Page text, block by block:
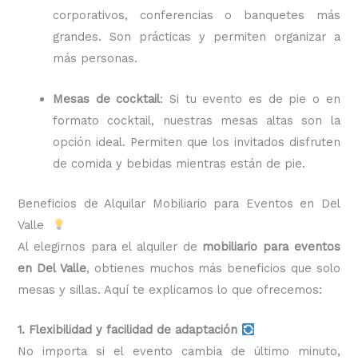
corporativos, conferencias o banquetes más
grandes. Son prácticas y permiten organizar a
más personas.
Mesas de cocktail: Si tu evento es de pie o en
formato cocktail, nuestras mesas altas son la
opción ideal. Permiten que los invitados disfruten
de comida y bebidas mientras están de pie.
Beneficios de Alquilar Mobiliario para Eventos en Del
Valle
Al elegirnos para el alquiler de mobiliario para eventos
en Del Valle, obtienes muchos más beneficios que solo
mesas y sillas. Aquí te explicamos lo que ofrecemos:
1. Flexibilidad y facilidad de adaptación
No importa si el evento cambia de último minuto,